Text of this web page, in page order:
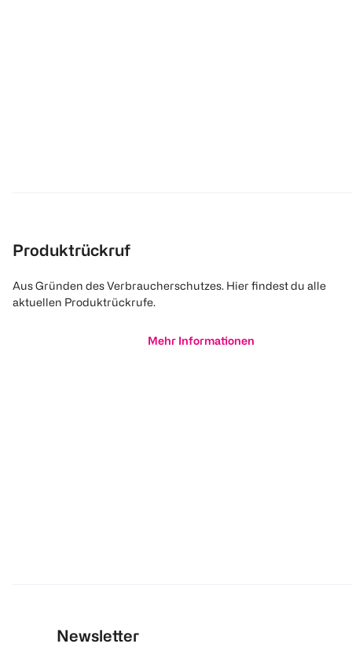
Produktrückruf
Aus Gründen des Verbraucherschutzes. Hier findest du alle
aktuellen Produktrückrufe.
Mehr Informationen
Newsletter